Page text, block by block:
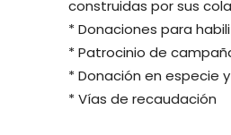
construidas por sus
* Donaciones para
* Patrocinio de
* Donación en especie
* Vías de recaudación